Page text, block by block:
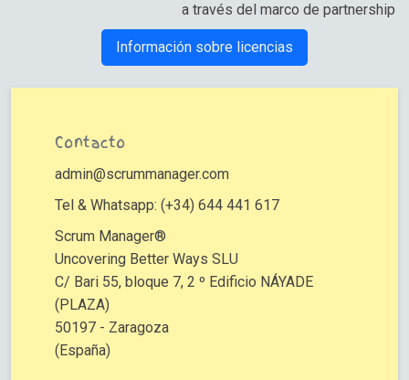
a través del marco de partnership
Información sobre licencias
Contacto
admin@scrummanager.com
Tel & Whatsapp: (+34) 644 441 617
Scrum Manager®
Uncovering Better Ways SLU
C/ Bari 55, bloque 7, 2 º Edificio NÁYADE
(PLAZA)
50197 - Zaragoza
(España)